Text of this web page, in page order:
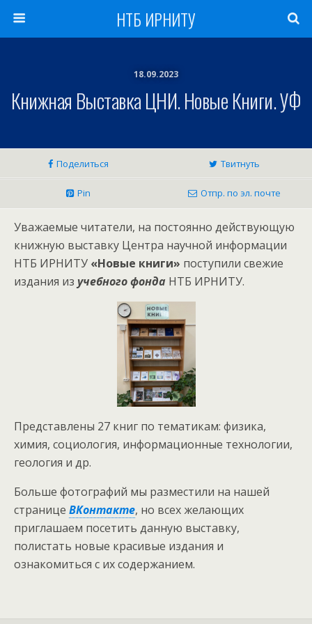
НТБ ИРНИТУ
18.09.2023
Книжная Выставка ЦНИ. Новые Книги. УФ
Поделиться Твитнуть
Pin Отпр. по эл. почте
Уважаемые читатели, на постоянно действующую
книжную выставку Центра научной информации
НТБ ИРНИТУ «Новые книги» поступили свежие
издания из учебного фонда НТБ ИРНИТУ.
Представлены 27 книг по тематикам: физика,
химия, социология, информационные технологии,
геология и др.
Больше фотографий мы разместили на нашей
странице ВКонтакте, но всех желающих
приглашаем посетить данную выставку,
полистать новые красивые издания и
ознакомиться с их содержанием.